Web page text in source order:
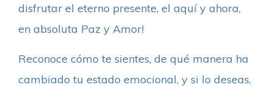
disfrutar el eterno presente, el aquí y ahora,
en absoluta Paz y Amor!
Reconoce cómo te sientes, de qué manera ha
cambiado tu estado emocional, y si lo deseas,